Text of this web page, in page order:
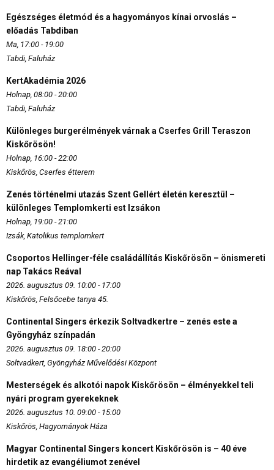
Egészséges életmód és a hagyományos kínai orvoslás –
előadás Tabdiban
Ma, 17:00 - 19:00
Tabdi, Faluház
KertAkadémia 2026
Holnap, 08:00 - 20:00
Tabdi, Faluház
Különleges burgerélmények várnak a Cserfes Grill Teraszon
Kiskőrösön!
Holnap, 16:00 - 22:00
Kiskőrös, Cserfes étterem
Zenés történelmi utazás Szent Gellért életén keresztül –
különleges Templomkerti est Izsákon
Holnap, 19:00 - 21:00
Izsák, Katolikus templomkert
Csoportos Hellinger-féle családállítás Kiskőrösön – önismereti
nap Takács Reával
2026. augusztus 09. 10:00 - 17:00
Kiskőrös, Felsőcebe tanya 45.
Continental Singers érkezik Soltvadkertre – zenés este a
Gyöngyház színpadán
2026. augusztus 09. 18:00 - 20:00
Soltvadkert, Gyöngyház Művelődési Központ
Mesterségek és alkotói napok Kiskőrösön – élményekkel teli
nyári program gyerekeknek
2026. augusztus 10. 09:00 - 15:00
Kiskőrös, Hagyományok Háza
Magyar Continental Singers koncert Kiskőrösön is – 40 éve
hirdetik az evangéliumot zenével